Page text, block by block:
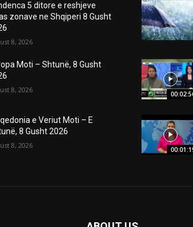
5 ditore e reshjeve
zonave ne Shqiperi 8 Gusht
8, 2026
Moti – Shtunë, 8 Gusht
8, 2026
e Veriut Moti – E
8 Gusht 2026
8, 2026